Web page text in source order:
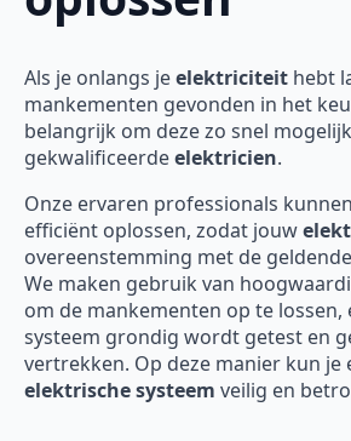
Als je onlangs jeelektriciteit hebt
mankementen gevonden in het
belangrijk om deze zo snel
gekwalificeerdeelektricien.
Onze ervaren professionals
efficiënt oplossen, zodat jouw
overeenstemming met de
We maken gebruik van
om de mankementen op te
systeem grondig wordt getest en
vertrekken. Op deze manier kun je
elektrische systeem veilig en